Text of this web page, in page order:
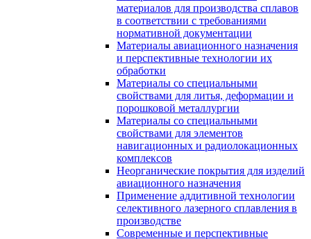
материалов для производства сплавов
в соответствии с требованиями
нормативной документации
Материалы авиационного назначения
и перспективные технологии их
обработки
Материалы со специальными
свойствами для литья, деформации и
порошковой металлургии
Материалы со специальными
свойствами для элементов
навигационных и радиолокационных
комплексов
Неорганические покрытия для изделий
авиационного назначения
Применение аддитивной технологии
селективного лазерного сплавления в
производстве
Современные и перспективные